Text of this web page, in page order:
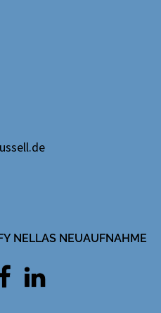
NELLAS NEUAUFNAHME
facebookLinkedin